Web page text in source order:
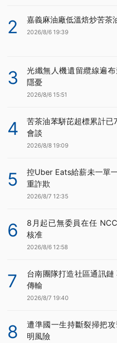
2 嘉義麻油廠低溫焙炒苦茶
2026/8/6 19:39
3
光纖無人機遺留纜線遍
隱憂
2026/8/6 15:51
4
苦茶油苯駢芘超標累計
會談
2026/8/8 19:09
5
控Uber Eats給薪未一單
重詐欺
2026/8/7 12:35
6
8月起已無委員在任
核准
2026/8/6 12:58
7
台南團隊打造社區通訊
傳輸
2026/8/7 19:40
8
遭準國一生持斷裂掃把
明風險